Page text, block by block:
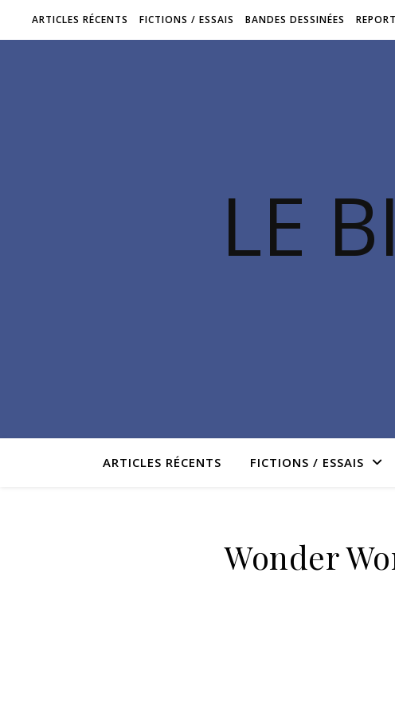
ARTICLES RÉCENTS FICTIONS / ESSAIS BANDES DESSINÉES
LE
ARTICLES RÉCENTS FICTIONS / ESSAIS
Wonder